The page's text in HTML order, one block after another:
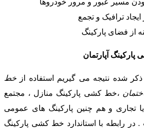
ترافیک و تجمع
از فضای پارکینگ
پارکینگ آپارتمان
ذکر شده نتیجه می گیریم استفاده از خط
،خط کشی پارکینگ منازل ، مجتمع
تجاری و هم چنین پارکینگ های عمومی
در رابطه با استاندارد خط کشی پارکینگ